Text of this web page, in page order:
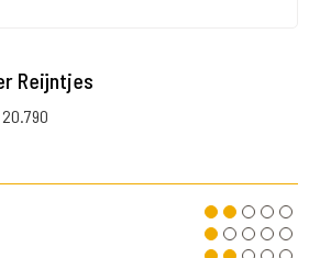
Reijntjes
20.790